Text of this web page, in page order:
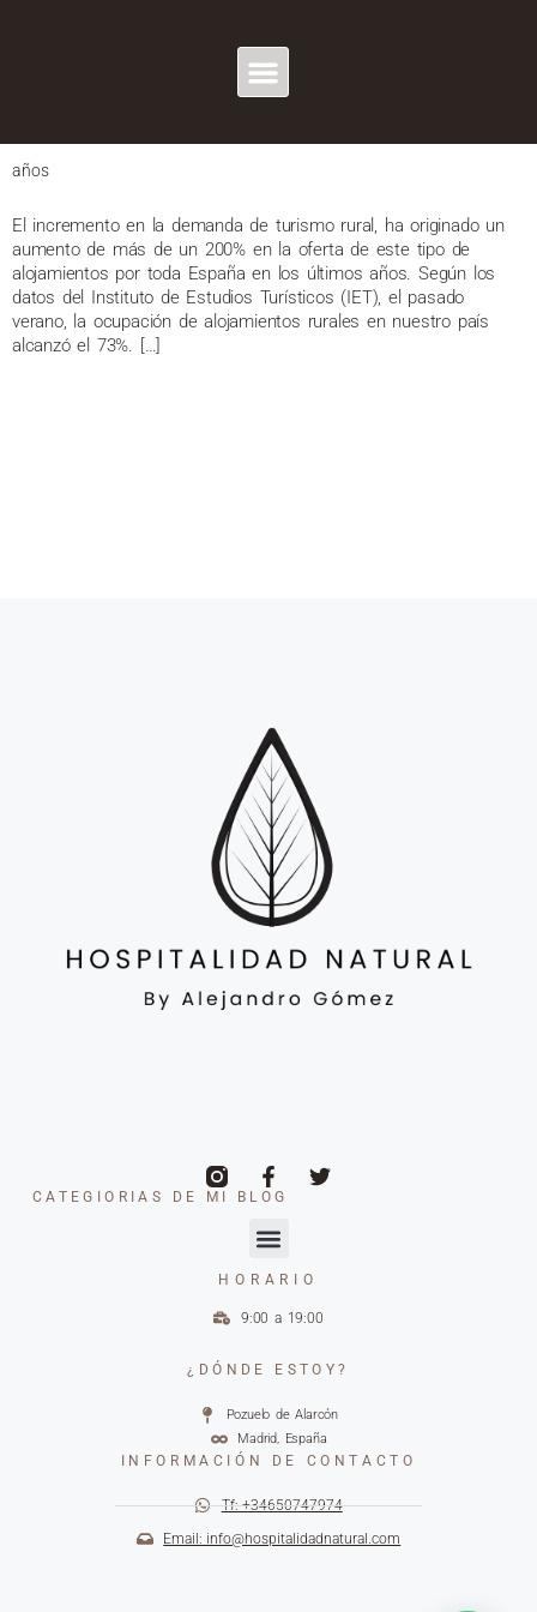
ENERO 2012
años
El incremento en la demanda de turismo rural, ha originado un
aumento de más de un 200% en la oferta de este tipo de
alojamientos por toda España en los últimos años. Según los
datos del Instituto de Estudios Turísticos (IET), el pasado
verano, la ocupación de alojamientos rurales en nuestro país
alcanzó el 73%. […]
CATEGIORIAS DE MI BLOG
HORARIO
9:00 a 19:00
¿DÓNDE ESTOY?
Pozuelo de Alarcón
Madrid, España
INFORMACIÓN DE CONTACTO
Tf: +34650747974
Email: info@hospitalidadnatural.com